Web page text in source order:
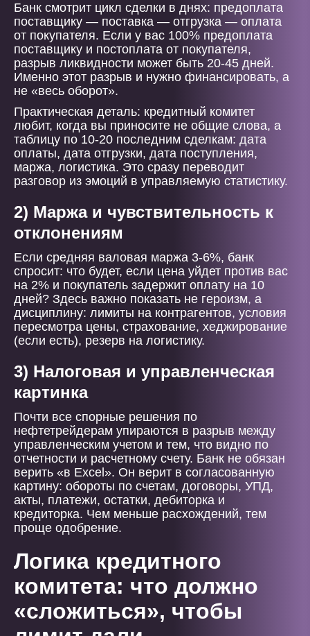
Банк смотрит цикл сделки в днях: предоплата
поставщику — поставка — отгрузка — оплата
от покупателя. Если у вас 100% предоплата
поставщику и постоплата от покупателя,
разрыв ликвидности может быть 20-45 дней.
Именно этот разрыв и нужно финансировать, а
не «весь оборот».
Практическая деталь: кредитный комитет
любит, когда вы приносите не общие слова, а
таблицу по 10-20 последним сделкам: дата
оплаты, дата отгрузки, дата поступления,
маржа, логистика. Это сразу переводит
разговор из эмоций в управляемую статистику.
2) Маржа и чувствительность к
отклонениям
Если средняя валовая маржа 3-6%, банк
спросит: что будет, если цена уйдет против вас
на 2% и покупатель задержит оплату на 10
дней? Здесь важно показать не героизм, а
дисциплину: лимиты на контрагентов, условия
пересмотра цены, страхование, хеджирование
(если есть), резерв на логистику.
3) Налоговая и управленческая
картинка
Почти все спорные решения по
нефтетрейдерам упираются в разрыв между
управленческим учетом и тем, что видно по
отчетности и расчетному счету. Банк не обязан
верить «в Excel». Он верит в согласованную
картину: обороты по счетам, договоры, УПД,
акты, платежи, остатки, дебиторка и
кредиторка. Чем меньше расхождений, тем
проще одобрение.
Логика кредитного
комитета: что должно
«сложиться», чтобы